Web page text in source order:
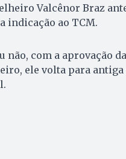
Valcênor Braz
indicação ao TCM.
não, com a aprovação
ele volta para antiga